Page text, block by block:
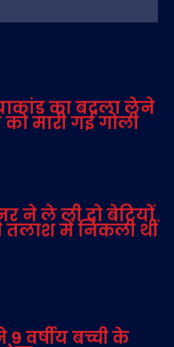
का बदला लेने
मारी गई गोली
ने ले ली दो बेटियों
तलाश में निकली थीं
वर्षीय बच्ची के